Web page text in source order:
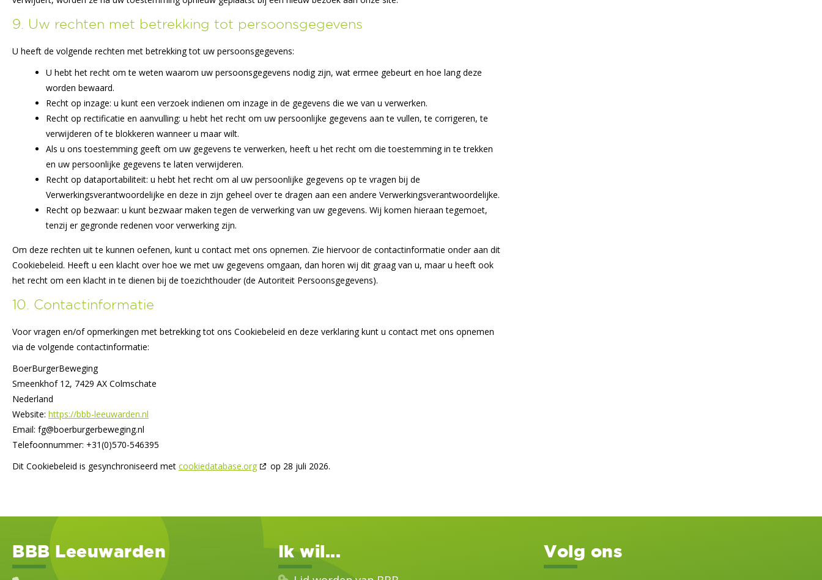
9. Uw rechten met betrekking tot persoonsgegevens
U heeft de volgende rechten met betrekking tot uw persoonsgegevens:
U hebt het recht om te weten waarom uw persoonsgegevens nodig zijn, wat ermee gebeurt en hoe lang deze
worden bewaard.
Recht op inzage: u kunt een verzoek indienen om inzage in de gegevens die we van u verwerken.
Recht op rectificatie en aanvulling: u hebt het recht om uw persoonlijke gegevens aan te vullen, te corrigeren, te
verwijderen of te blokkeren wanneer u maar wilt.
Als u ons toestemming geeft om uw gegevens te verwerken, heeft u het recht om die toestemming in te trekken
en uw persoonlijke gegevens te laten verwijderen.
Recht op dataportabiliteit: u hebt het recht om al uw persoonlijke gegevens op te vragen bij de
Verwerkingsverantwoordelijke en deze in zijn geheel over te dragen aan een andere Verwerkingsverantwoordelijke.
Recht op bezwaar: u kunt bezwaar maken tegen de verwerking van uw gegevens. Wij komen hieraan tegemoet,
tenzij er gegronde redenen voor verwerking zijn.
Om deze rechten uit te kunnen oefenen, kunt u contact met ons opnemen. Zie hiervoor de contactinformatie onder aan dit
Cookiebeleid. Heeft u een klacht over hoe we met uw gegevens omgaan, dan horen wij dit graag van u, maar u heeft ook
het recht om een klacht in te dienen bij de toezichthouder (de Autoriteit Persoonsgegevens).
10. Contactinformatie
Voor vragen en/of opmerkingen met betrekking tot ons Cookiebeleid en deze verklaring kunt u contact met ons opnemen
via de volgende contactinformatie:
BoerBurgerBeweging
Smeenkhof 12, 7429 AX Colmschate
Nederland
Website: https://bbb-leeuwarden.nl
Email: fg@boerburgerbeweging.nl
Telefoonnummer: +31(0)570-546395
Dit Cookiebeleid is gesynchroniseerd met cookiedatabase.org op 28 juli 2026.
BBB Leeuwarden Ik wil... Volg ons